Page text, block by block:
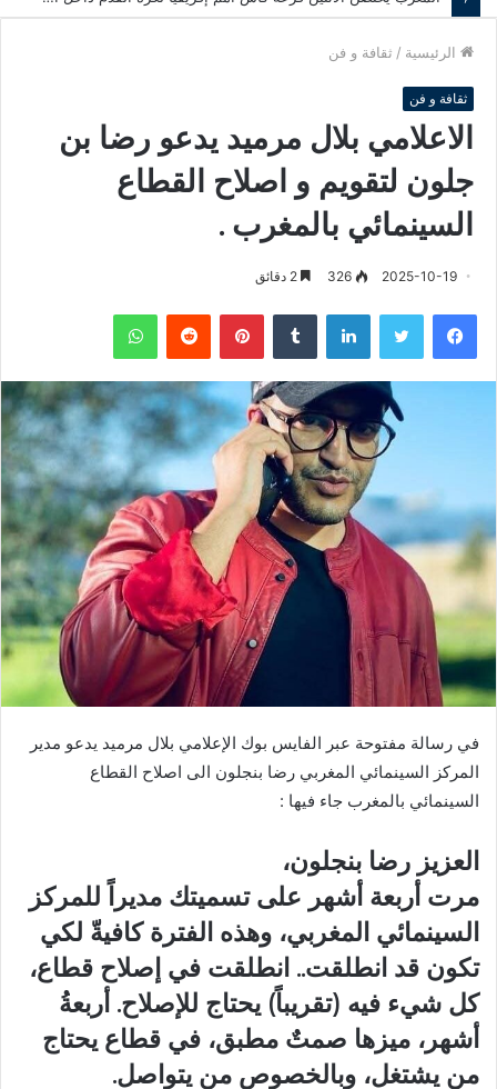
الرئيسية / ثقافة و فن
ثقافة و فن
الاعلامي بلال مرميد يدعو رضا بن
جلون لتقويم و اصلاح القطاع
السينمائي بالمغرب .
2025-10-19
326
فيسبوك لينكدإن بينتيريست
في رسالة مفتوحة عبر الفايس بوك الإعلامي بلال مرميد يدعو مدير
المركز السينمائي المغربي رضا بنجلون الى اصلاح القطاع
السينمائي بالمغرب جاء فيها :
العزيز رضا بنجلون،
مرت أربعة أشهر على تسميتك مديراً للمركز
السينمائي المغربي، وهذه الفترة كافيةّ لكي
تكون قد انطلقت.. انطلقت في إصلاح قطاع،
كل شيء فيه (تقريباً) يحتاج للإصلاح. أربعةُ
أشهر، ميزها صمتٌ مطبق، في قطاع يحتاج
من يشتغل، وبالخصوص من يتواصل.